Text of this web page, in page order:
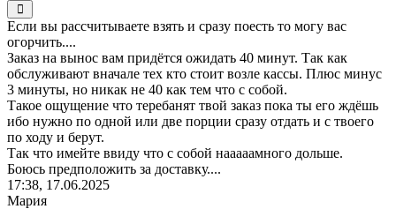
Если вы рассчитываете взять и сразу поесть то могу вас
огорчить....
Заказ на вынос вам придётся ожидать 40 минут. Так как
обслуживают вначале тех кто стоит возле кассы. Плюс минус
3 минуты, но никак не 40 как тем что с собой.
Такое ощущение что теребанят твой заказ пока ты его ждёшь
ибо нужно по одной или две порции сразу отдать и с твоего
по ходу и берут.
Так что имейте ввиду что с собой нааааамного дольше.
Боюсь предположить за доставку....
17:38, 17.06.2025
Мария